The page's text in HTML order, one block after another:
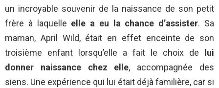
un incroyable souvenir de la naissance de son petit
frère à laquelle elle a eu la chance d’assister. Sa
maman, April Wild, était en effet enceinte de son
troisième enfant lorsqu’elle a fait le choix de lui
donner naissance chez elle, accompagnée des
siens. Une expérience qui lui était déjà familière, car si